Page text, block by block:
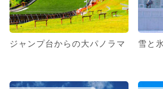
ジャンプ台からの大パノラマ 雪と